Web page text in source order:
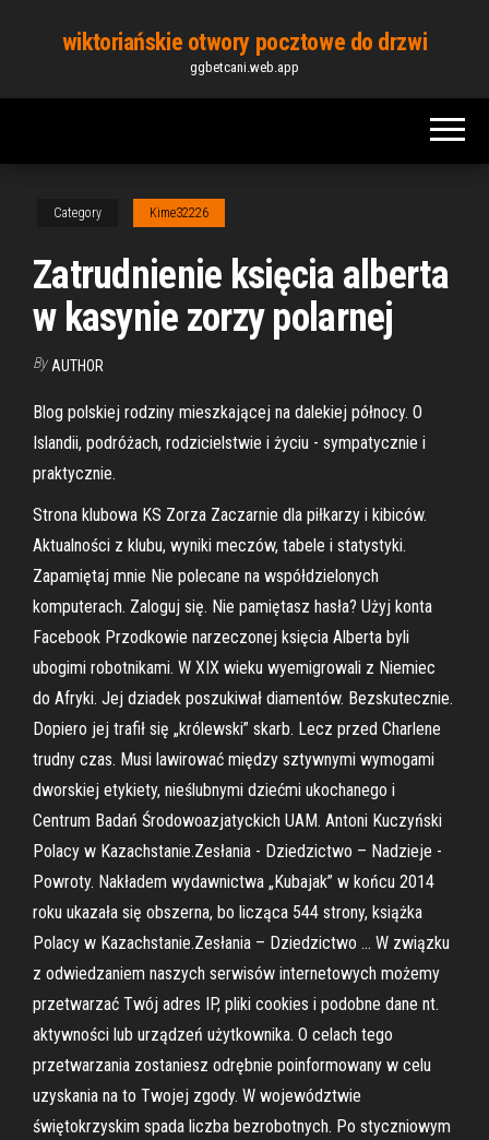
content
wiktoriańskie otwory pocztowe do drzwi
ggbetcani.web.app
Category Kime32226
Zatrudnienie księcia alberta
w kasynie zorzy polarnej
By AUTHOR
Blog polskiej rodziny mieszkającej na dalekiej północy. O
Islandii, podróżach, rodzicielstwie i życiu - sympatycznie i
praktycznie.
Strona klubowa KS Zorza Zaczarnie dla piłkarzy i kibiców.
Aktualności z klubu, wyniki meczów, tabele i statystyki.
Zapamiętaj mnie Nie polecane na współdzielonych
komputerach. Zaloguj się. Nie pamiętasz hasła? Użyj konta
Facebook Przodkowie narzeczonej księcia Alberta byli
ubogimi robotnikami. W XIX wieku wyemigrowali z Niemiec
do Afryki. Jej dziadek poszukiwał diamentów. Bezskutecznie.
Dopiero jej trafił się „królewski” skarb. Lecz przed Charlene
trudny czas. Musi lawirować między sztywnymi wymogami
dworskiej etykiety, nieślubnymi dziećmi ukochanego i
Centrum Badań Środowoazjatyckich UAM. Antoni Kuczyński
Polacy w Kazachstanie.Zesłania - Dziedzictwo – Nadzieje -
Powroty. Nakładem wydawnictwa „Kubajak” w końcu 2014
roku ukazała się obszerna, bo licząca 544 strony, książka
Polacy w Kazachstanie.Zesłania – Dziedzictwo … W związku
z odwiedzaniem naszych serwisów internetowych możemy
przetwarzać Twój adres IP, pliki cookies i podobne dane nt.
aktywności lub urządzeń użytkownika. O celach tego
przetwarzania zostaniesz odrębnie poinformowany w celu
uzyskania na to Twojej zgody. W województwie
świętokrzyskim spada liczba bezrobotnych. Po styczniowym